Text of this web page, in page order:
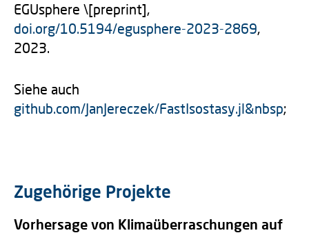
EGUsphere \[preprint],
doi.org/10.5194/egusphere-2023-2869,
2023.
Siehe auch
github.com/JanJereczek/FastIsostasy.jl&nbsp;
Zugehörige Projekte
Vorhersage von Klimaüberraschungen auf